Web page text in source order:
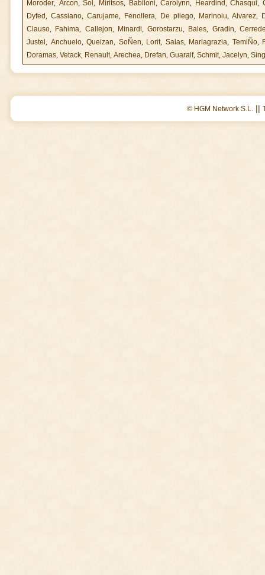
Moroder, Arcon,Sol, Miritsos, Babiloni,Carolynn, Heardind,Chasqui,
Dyfed, Cassiano, Carujame, Fenollera, De pliego, Marinoiu,Alvarez,
Clauso, Fahima, Callejon, Minardi,Gorostarzu, Bales, Gradin,
Justel , Anchuelo,Queizan, SoÑen, Lorit, Salas, Mariagrazia, TemiÑo,
Doramas, Vetack, Renault, Arechea, Drefan, Guaraif, Schmit, Jacelyn,
© HGM Network S.L. ||